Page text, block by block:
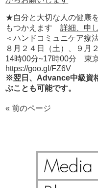
★自分と大切な人の健康
もつかえます詳細、申
＜ハンドコミュニケア療
８月２４日（土）、９月
14時00分~17時00分 東
https://goo.gl/FZ6V
※翌日、Advance中級資
ぶことも可能です。
« 前のページ